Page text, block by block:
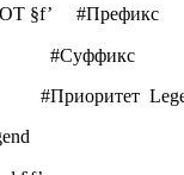
§f’ #Префикс
#Суффикс